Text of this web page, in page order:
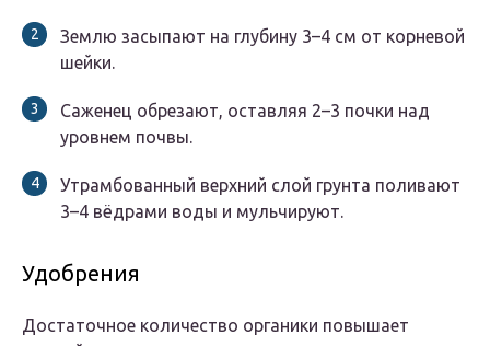
Землю засыпают на глубину 3–4 см от корневой
шейки.
Саженец обрезают, оставляя 2–3 почки над
уровнем почвы.
Утрамбованный верхний слой грунта поливают
3–4 вёдрами воды и мульчируют.
Удобрения
Достаточное количество органики повышает